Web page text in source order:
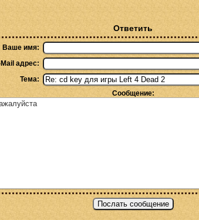
Ответить
Ваше имя:
Mail адрес:
Тема:
Сообщение: